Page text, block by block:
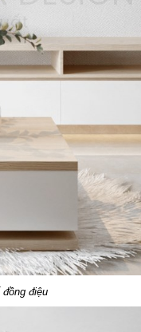
điệu